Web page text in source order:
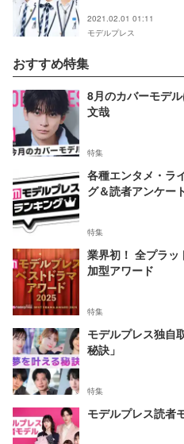
2021.02.01 01:11
モデルプレス
おすすめ特集
8月のカバーモデ
文哉
特集
各種エンタメ・ラ
グ＆読者アンケー
特集
業界初！ 全プラッ
加型アワード
特集
モデルプレス独自
秘訣」
特集
モデルプレス読者